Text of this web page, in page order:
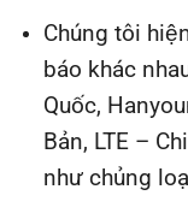
Chúng tôi
báo khác
Quốc,
Bản, LTE –
như chủng